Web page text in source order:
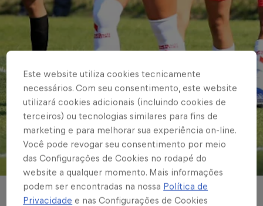
© Red Bull Bragantino
FUTEBOL FEMININO
Este website utiliza cookies tecnicamente
necessários. Com seu consentimento, este website
utilizará cookies adicionais (incluindo cookies de
terceiros) ou tecnologias similares para fins de
marketing e para melhorar sua experiência on-line.
Você pode revogar seu consentimento por meio
das Configurações de Cookies no rodapé do
website a qualquer momento. Mais informações
podem ser encontradas na nossa Política de
Privacidade e nas Configurações de Cookies